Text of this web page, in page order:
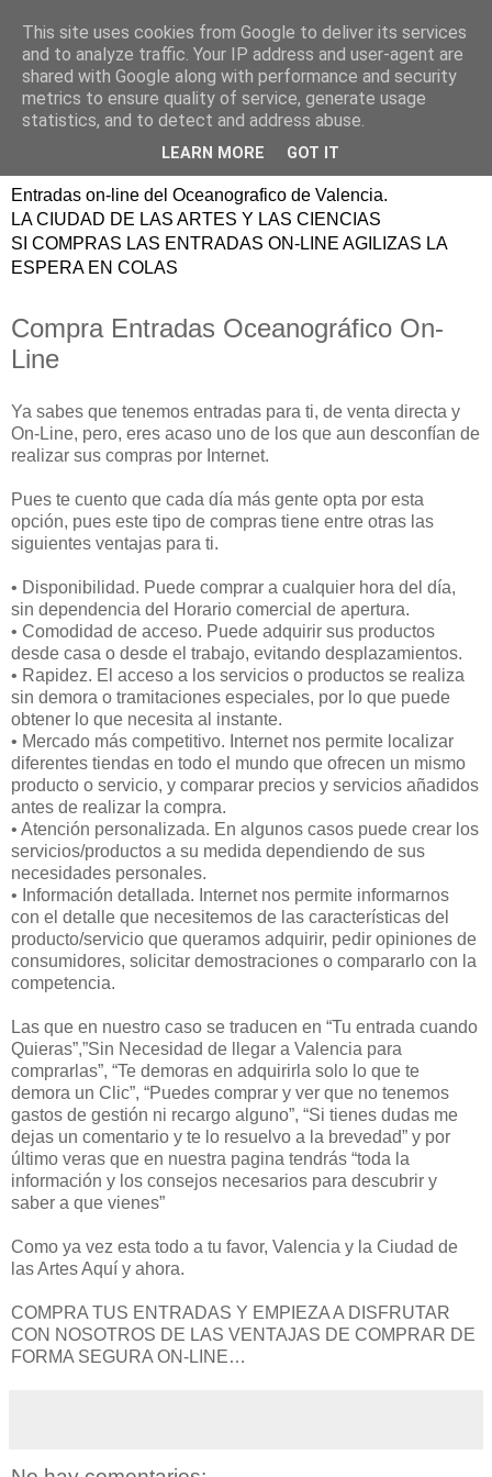
ENTRADAS
OCEANOGRAFIC
VALENCIA
Entradas on-line del Oceanografico de Valencia.
LA CIUDAD DE LAS ARTES Y LAS CIENCIAS
SI COMPRAS LAS ENTRADAS ON-LINE AGILIZAS LA
ESPERA EN COLAS
Compra Entradas Oceanográfico On-
Line
Ya sabes que tenemos entradas para ti, de venta directa y
On-Line, pero, eres acaso uno de los que aun desconfían de
realizar sus compras por Internet.
Pues te cuento que cada día más gente opta por esta
opción, pues este tipo de compras tiene entre otras las
siguientes ventajas para ti.
• Disponibilidad. Puede comprar a cualquier hora del día,
sin dependencia del Horario comercial de apertura.
• Comodidad de acceso. Puede adquirir sus productos
desde casa o desde el trabajo, evitando desplazamientos.
• Rapidez. El acceso a los servicios o productos se realiza
sin demora o tramitaciones especiales, por lo que puede
obtener lo que necesita al instante.
• Mercado más competitivo. Internet nos permite localizar
diferentes tiendas en todo el mundo que ofrecen un mismo
producto o servicio, y comparar precios y servicios añadidos
antes de realizar la compra.
• Atención personalizada. En algunos casos puede crear los
servicios/productos a su medida dependiendo de sus
necesidades personales.
• Información detallada. Internet nos permite informarnos
con el detalle que necesitemos de las características del
producto/servicio que queramos adquirir, pedir opiniones de
consumidores, solicitar demostraciones o compararlo con la
competencia.
Las que en nuestro caso se traducen en “Tu entrada cuando
Quieras”,”Sin Necesidad de llegar a Valencia para
comprarlas”, “Te demoras en adquirirla solo lo que te
demora un Clic”, “Puedes comprar y ver que no tenemos
gastos de gestión ni recargo alguno”, “Si tienes dudas me
dejas un comentario y te lo resuelvo a la brevedad” y por
último veras que en nuestra pagina tendrás “toda la
información y los consejos necesarios para descubrir y
saber a que vienes”
Como ya vez esta todo a tu favor, Valencia y la Ciudad de
las Artes Aquí y ahora.
COMPRA TUS ENTRADAS Y EMPIEZA A DISFRUTAR
CON NOSOTROS DE LAS VENTAJAS DE COMPRAR DE
FORMA SEGURA ON-LINE…
This site uses cookies from Google to deliver its services
and to analyze traffic. Your IP address and user-agent are
shared with Google along with performance and security
metrics to ensure quality of service, generate usage
statistics, and to detect and address abuse.
LEARN MORE GOT IT